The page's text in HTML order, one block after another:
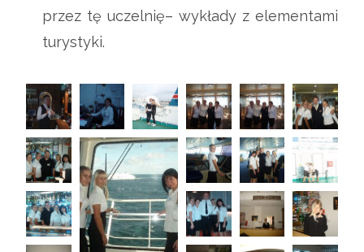
przez tę uczelnię– wykłady z elementami
turystyki.